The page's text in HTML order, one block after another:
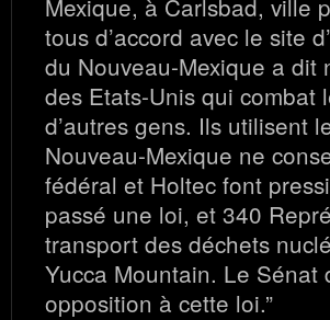
tous d’accord avec le site
du Nouveau-Mexique a dit
des Etats-Unis qui combat
d’autres gens. Ils utilisent
Nouveau-Mexique ne
fédéral et Holtec font
passé une loi, et 340
transport des déchets
Yucca Mountain. Le
opposition à cette loi.”